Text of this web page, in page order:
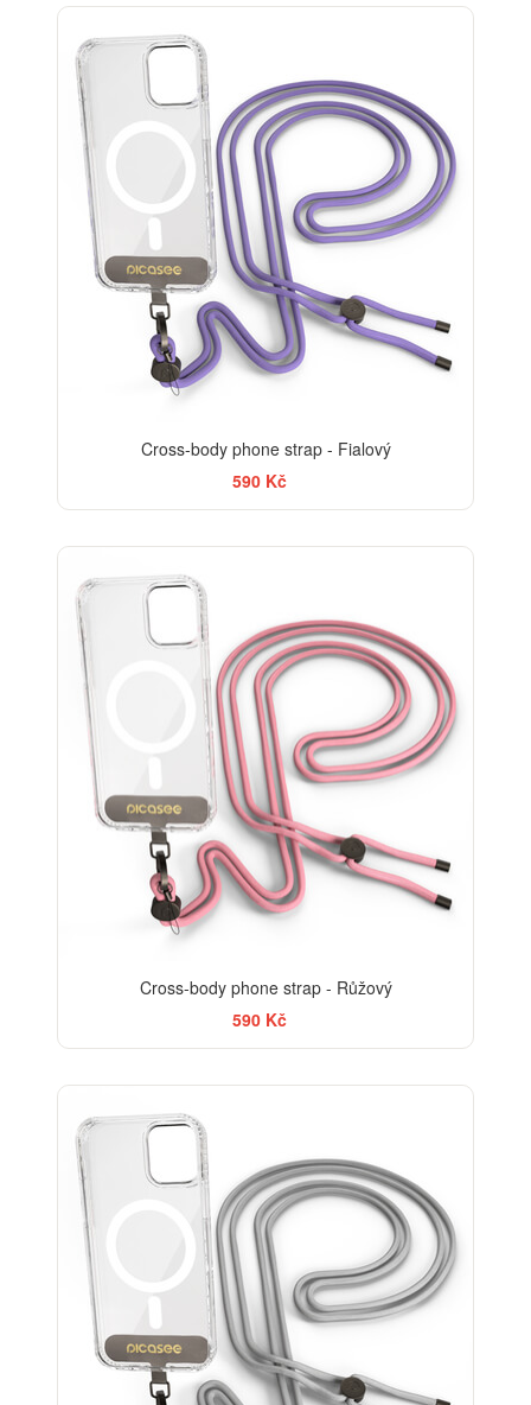
Cross-body phone strap - Fialový
590 Kč
Cross-body phone strap - Růžový
590 Kč